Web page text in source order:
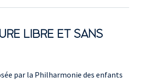
LIBRE ET SANS
par la Philharmonie des enfants